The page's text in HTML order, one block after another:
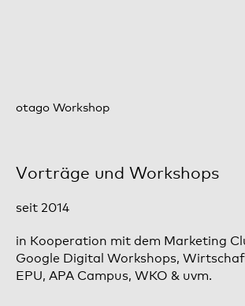
otago Workshop
Vorträge und Workshops
seit 2014
in Kooperation mit dem Marketing
Google Digital Workshops,
EPU, APA Campus, WKO & uvm.